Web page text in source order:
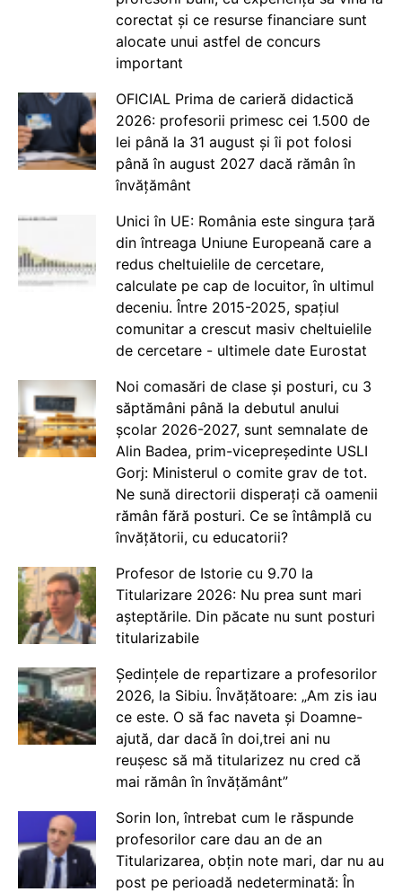
corectat și ce resurse financiare sunt
alocate unui astfel de concurs
important
OFICIAL Prima de carieră didactică
2026: profesorii primesc cei 1.500 de
lei până la 31 august și îi pot folosi
până în august 2027 dacă rămân în
învățământ
Unici în UE: România este singura țară
din întreaga Uniune Europeană care a
redus cheltuielile de cercetare,
calculate pe cap de locuitor, în ultimul
deceniu. Între 2015-2025, spațiul
comunitar a crescut masiv cheltuielile
de cercetare - ultimele date Eurostat
Noi comasări de clase și posturi, cu 3
săptămâni până la debutul anului
școlar 2026-2027, sunt semnalate de
Alin Badea, prim-vicepreședinte USLI
Gorj: Ministerul o comite grav de tot.
Ne sună directorii disperați că oamenii
rămân fără posturi. Ce se întâmplă cu
învățătorii, cu educatorii?
Profesor de Istorie cu 9.70 la
Titularizare 2026: Nu prea sunt mari
așteptările. Din păcate nu sunt posturi
titularizabile
Ședințele de repartizare a profesorilor
2026, la Sibiu. Învățătoare: „Am zis iau
ce este. O să fac naveta și Doamne-
ajută, dar dacă în doi,trei ani nu
reușesc să mă titularizez nu cred că
mai rămân în învățământ”
Sorin Ion, întrebat cum le răspunde
profesorilor care dau an de an
Titularizarea, obțin note mari, dar nu au
post pe perioadă nedeterminată: În